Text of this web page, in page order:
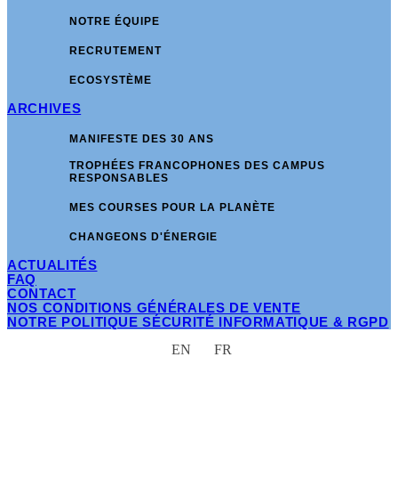
NOTRE ÉQUIPE
RECRUTEMENT
ECOSYSTÈME
ARCHIVES
MANIFESTE DES 30 ANS
TROPHÉES FRANCOPHONES DES CAMPUS
RESPONSABLES
MES COURSES POUR LA PLANÈTE
CHANGEONS D'ÉNERGIE
ACTUALITÉS
FAQ
CONTACT
NOS CONDITIONS GÉNÉRALES DE VENTE
NOTRE POLITIQUE SÉCURITÉ INFORMATIQUE & RGPD
EN
FR